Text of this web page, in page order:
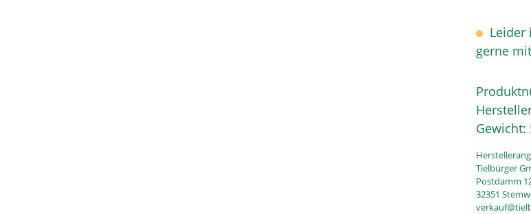
Leider
gerne
Gewicht:
Tielbürger
Postdamm
32351